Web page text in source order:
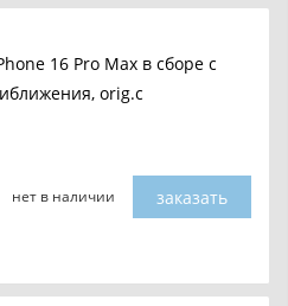
16 Pro Max в сборе c
orig.c
нет в наличии заказать